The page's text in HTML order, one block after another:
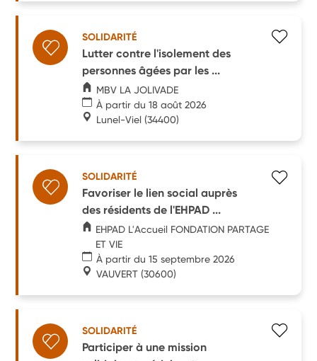
SOLIDARITÉ
Lutter contre l'isolement des
personnes âgées par les ...
MBV LA JOLIVADE
À partir du 18 août 2026
Lunel-Viel (34400)
SOLIDARITÉ
Favoriser le lien social auprès
des résidents de l'EHPAD ...
EHPAD L'Accueil FONDATION PARTAGE
ET VIE
À partir du 15 septembre 2026
VAUVERT (30600)
SOLIDARITÉ
Participer à une mission